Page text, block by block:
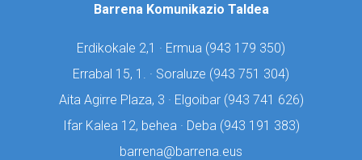
Barrena Komunikazio Taldea
Erdikokale 2,1 · Ermua (943 179 350)
Errabal 15, 1. · Soraluze (943 751 304)
Aita Agirre Plaza, 3 · Elgoibar (943 741 626)
Ifar Kalea 12, behea · Deba (943 191 383)
barrena@barrena.eus